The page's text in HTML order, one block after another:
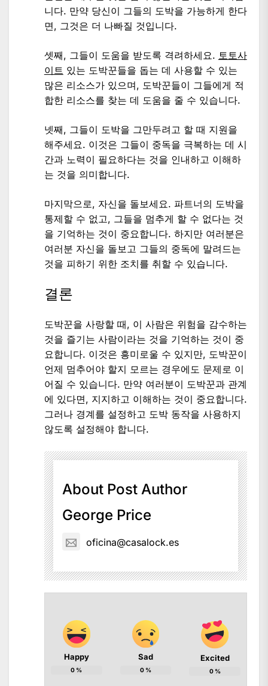
니다. 만약 당신이 그들의 도박을 가능하게 한다
면, 그것은 더 나빠질 것입니다.
셋째, 그들이 도움을 받도록 격려하세요. 토토사
이트 있는 도박꾼들을 돕는 데 사용할 수 있는
많은 리소스가 있으며, 도박꾼들이 그들에게 적
합한 리소스를 찾는 데 도움을 줄 수 있습니다.
넷째, 그들이 도박을 그만두려고 할 때 지원을
해주세요. 이것은 그들이 중독을 극복하는 데 시
간과 노력이 필요하다는 것을 인내하고 이해하
는 것을 의미합니다.
마지막으로, 자신을 돌보세요. 파트너의 도박을
통제할 수 없고, 그들을 멈추게 할 수 없다는 것
을 기억하는 것이 중요합니다. 하지만 여러분은
여러분 자신을 돌보고 그들의 중독에 말려드는
것을 피하기 위한 조치를 취할 수 있습니다.
결론
도박꾼을 사랑할 때, 이 사람은 위험을 감수하는
것을 즐기는 사람이라는 것을 기억하는 것이 중
요합니다. 이것은 흥미로울 수 있지만, 도박꾼이
언제 멈추어야 할지 모르는 경우에도 문제로 이
어질 수 있습니다. 만약 여러분이 도박꾼과 관계
에 있다면, 지지하고 이해하는 것이 중요합니다.
그러나 경계를 설정하고 도박 동작을 사용하지
않도록 설정해야 합니다.
About Post Author
George Price
oficina@casalock.es
Happy
0 %
Sad
0%
Excited
0%